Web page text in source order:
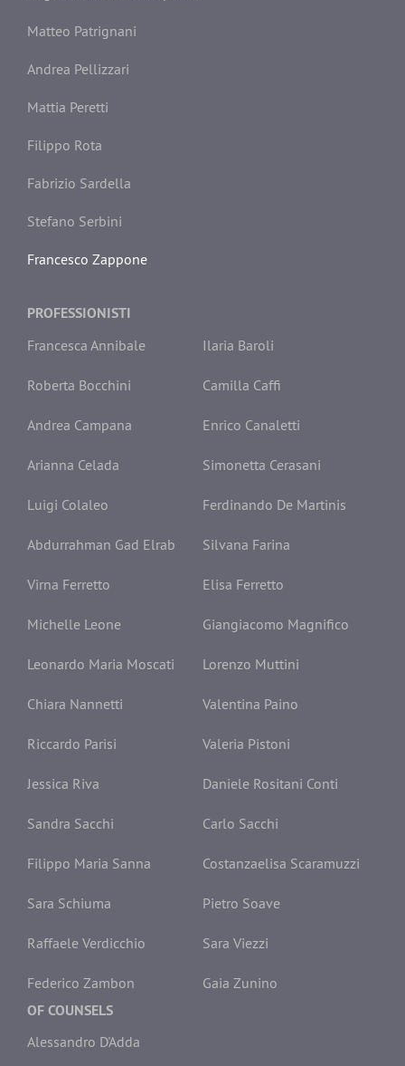
Matteo Patrignani
Andrea Pellizzari
Mattia Peretti
Filippo Rota
Fabrizio Sardella
Stefano Serbini
Francesco Zappone
PROFESSIONISTI
Francesca Annibale Ilaria Baroli
Roberta Bocchini Camilla Caffi
Andrea Campana Enrico Canaletti
Arianna Celada Simonetta Cerasani
Luigi Colaleo Ferdinando De Martinis
Abdurrahman Gad Elrab Silvana Farina
Virna Ferretto Elisa Ferretto
Michelle Leone Giangiacomo Magnifico
Leonardo Maria Moscati Lorenzo Muttini
Chiara Nannetti Valentina Paino
Riccardo Parisi Valeria Pistoni
Jessica Riva Daniele Rositani Conti
Sandra Sacchi Carlo Sacchi
Filippo Maria Sanna Costanzaelisa Scaramuzzi
Sara Schiuma Pietro Soave
Raffaele Verdicchio Sara Viezzi
Federico Zambon Gaia Zunino
OF COUNSELS
Alessandro D'Adda